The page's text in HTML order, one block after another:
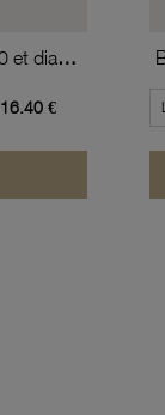
Créoles en argent rhodié fil 15/10 et diamètre 20 mm
16.40 €